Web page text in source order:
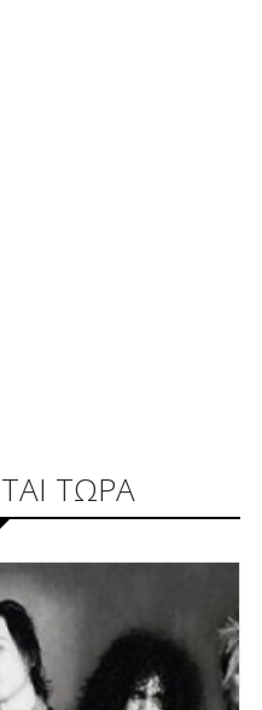
ΤΩΡΑ